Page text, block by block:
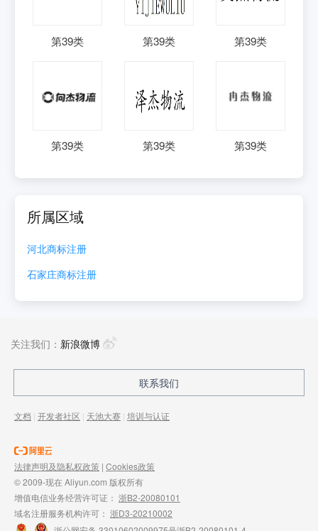
第39类 第39类 第39类
第39类 第39类 第39类
所属区域
河北商标注册
石家庄商标注册